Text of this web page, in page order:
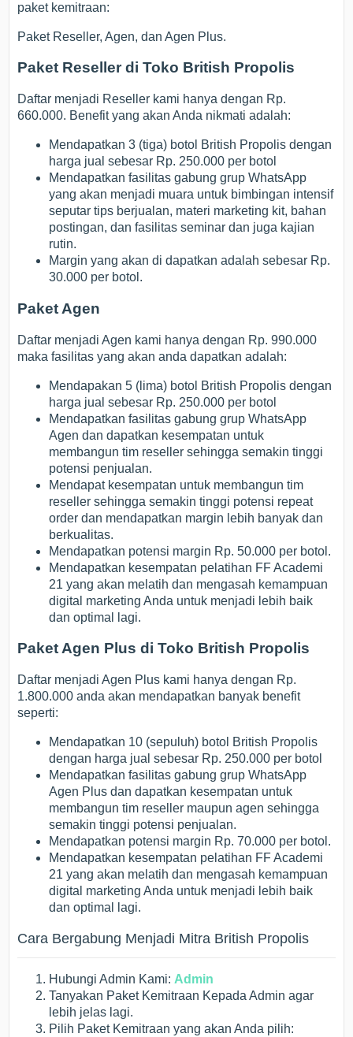
paket kemitraan:
Paket Reseller, Agen, dan Agen Plus.
Paket Reseller di Toko British Propolis
Daftar menjadi Reseller kami hanya dengan Rp.
660.000. Benefit yang akan Anda nikmati adalah:
Mendapatkan 3 (tiga) botol British Propolis dengan
harga jual sebesar Rp. 250.000 per botol
Mendapatkan fasilitas gabung grup WhatsApp
yang akan menjadi muara untuk bimbingan intensif
seputar tips berjualan, materi marketing kit, bahan
postingan, dan fasilitas seminar dan juga kajian
rutin.
Margin yang akan di dapatkan adalah sebesar Rp.
30.000 per botol.
Paket Agen
Daftar menjadi Agen kami hanya dengan Rp. 990.000
maka fasilitas yang akan anda dapatkan adalah:
Mendapakan 5 (lima) botol British Propolis dengan
harga jual sebesar Rp. 250.000 per botol
Mendapatkan fasilitas gabung grup WhatsApp
Agen dan dapatkan kesempatan untuk
membangun tim reseller sehingga semakin tinggi
potensi penjualan.
Mendapat kesempatan untuk membangun tim
reseller sehingga semakin tinggi potensi repeat
order dan mendapatkan margin lebih banyak dan
berkualitas.
Mendapatkan potensi margin Rp. 50.000 per botol.
Mendapatkan kesempatan pelatihan FF Academi
21 yang akan melatih dan mengasah kemampuan
digital marketing Anda untuk menjadi lebih baik
dan optimal lagi.
Paket Agen Plus di Toko British Propolis
Daftar menjadi Agen Plus kami hanya dengan Rp.
1.800.000 anda akan mendapatkan banyak benefit
seperti:
Mendapatkan 10 (sepuluh) botol British Propolis
dengan harga jual sebesar Rp. 250.000 per botol
Mendapatkan fasilitas gabung grup WhatsApp
Agen Plus dan dapatkan kesempatan untuk
membangun tim reseller maupun agen sehingga
semakin tinggi potensi penjualan.
Mendapatkan potensi margin Rp. 70.000 per botol.
Mendapatkan kesempatan pelatihan FF Academi
21 yang akan melatih dan mengasah kemampuan
digital marketing Anda untuk menjadi lebih baik
dan optimal lagi.
Cara Bergabung Menjadi Mitra British Propolis
Hubungi Admin Kami: Admin
Tanyakan Paket Kemitraan Kepada Admin agar
lebih jelas lagi.
Pilih Paket Kemitraan yang akan Anda pilih: